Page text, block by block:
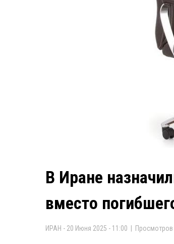
В Иране
вместо
ИРАН - 20 Июня 2025 - 11:00 | Просмотров